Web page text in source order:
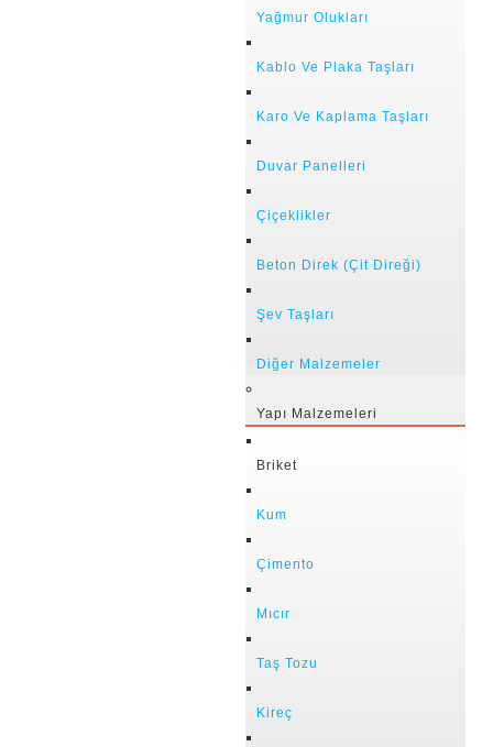
Yağmur Olukları
Kablo Ve Plaka Taşları
Karo Ve Kaplama Taşları
Duvar Panelleri
Çiçeklikler
Beton Direk (Çit Direği)
Şev Taşları
Diğer Malzemeler
Yapı Malzemeleri
Briket
Kum
Çimento
Mıcır
Taş Tozu
Kireç